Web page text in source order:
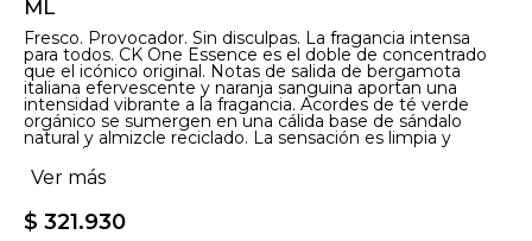
ML
Fresco. Provocador. Sin disculpas. La fragancia intensa
para todos. CK One Essence es el doble de concentrado
que el icónico original. Notas de salida de bergamota
italiana efervescente y naranja sanguina aportan una
intensidad vibrante a la fragancia. Acordes de té verde
orgánico se sumergen en una cálida base de sándalo
natural y almizcle reciclado. La sensación es limpia y
sensual.
Ver más
$ 321.930